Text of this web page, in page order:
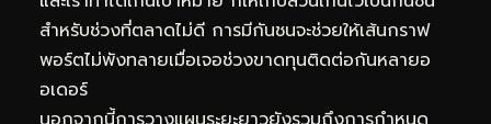
สำหรับช่วงที่ตลาดไม่ดี การมีกันชนจะช่วยให้เส้นกราฟ
พอร์ตไม่พังทลายเมื่อเจอช่วงขาดทุนติดต่อกันหลายอ
อเดอร์